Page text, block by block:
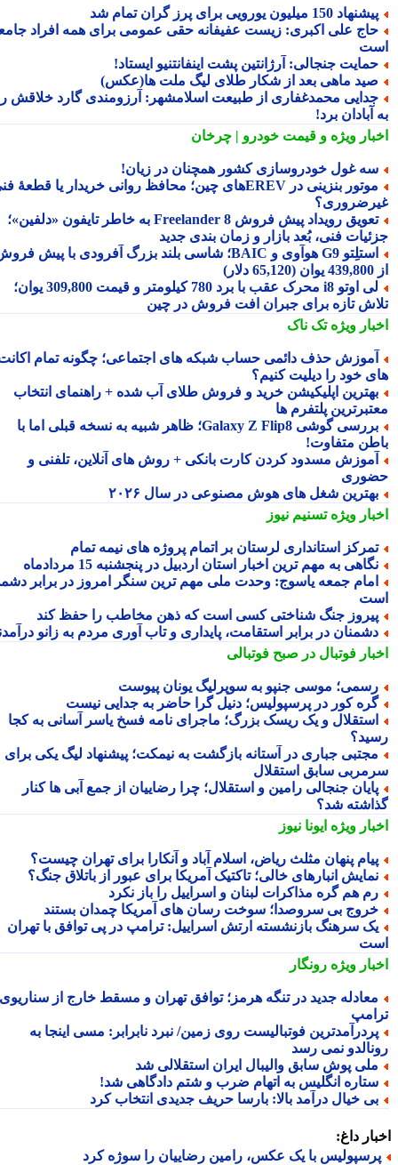
150 میلیون یورویی برای پرز گران تمام شد
علی اکبری: زیست عفیفانه حقی عمومی برای همه افراد جامعه
جنجالی: آرژانتین پشت اینفانتنیو ایستاد!
ماهی بعد از شکار طلای لیگ ملت ها(عکس)
محمدغفاری از طبیعت اسلامشهر: آرزومندی گارد خلاقش را
آبادان برد!
ویژهو قیمت خودرو | چرخان
غول خودروسازی کشور همچنان در زیان!
موتور بنزینی در EREVهای چین؛ محافظ روانی خریدار یا قطعهٔ فنی
تعویق رویداد پیش فروش Freelander 8 به خاطر تایفون «دلفین»؛
فنی، بُعد بازار و زمان بندی جدید
استلِتو G9 هوآوی و BAIC؛ شاسی بلند بزرگ آفرودی با پیش فروش
لی اوتو i8 محرک عقب با برد 780 کیلومتر و قیمت 309,800 یوان؛
تازه برای جبران افت فروش در چین
ویژهتک ناک
حذف دائمی حساب شبکه های اجتماعی؛ چگونه تمام اکانت
خود را دیلیت کنیم؟
اپلیکیشن خرید و فروش طلای آب شده + راهنمای انتخاب
پلتفرم ها
بررسی گوشی Galaxy Z Flip8؛ ظاهر شبیه به نسخه قبلی اما با
متفاوت!
مسدود کردن کارت بانکی + روش های آنلاین، تلفنی و
شغل های هوش مصنوعی در سال ۲۰۲۶
ویژهتسنیم نیوز
استانداری لرستان بر اتمام پروژه های نیمه تمام
به مهم ترین اخبار استان اردبیل در پنجشنبه 15 مردادماه
جمعه یاسوج: وحدت ملی مهم ترین سنگر امروز در برابر دشمن
جنگ شناختی کسی است که ذهن مخاطب را حفظ کند
در برابر استقامت، پایداری و تاب آوری مردم به زانو درآمدند
فوتبال در صبح فوتبالی
موسی جنپو به سوپرلیگ یونان پیوست
کور در پرسپولیس؛ دنیل گرا حاضر به جدایی نیست
و یک ریسک بزرگ؛ ماجرای نامه فسخ یاسر آسانی به کجا
جباری در آستانه بازگشت به نیمکت؛ پیشنهاد لیگ یکی برای
سابق استقلال
جنجالی رامین و استقلال؛ چرا رضاییان از جمع آبی ها کنار
شد؟
ویژهایونا نیوز
پنهان مثلث ریاض، اسلام آباد و آنکارا برای تهران چیست؟
انبارهای خالی؛ تاکتیک آمریکا برای عبور از باتلاق جنگ؟
هم گره مذاکرات لبنان و اسراییل را باز نکرد
بی سروصدا؛ سوخت رسان های آمریکا چمدان بستند
سرهنگ بازنشسته ارتش اسراییل: ترامپ در پی توافق با تهران
ویژهرونگار
جدید در تنگه هرمز؛ توافق تهران و مسقط خارج از سناریوی
فوتبالیست روی زمین/ نبرد نابرابر: مسی اینجا به
نمی رسد
پوش سابق والیبال ایران استقلالی شد
انگلیس به اتهام ضرب و شتم دادگاهی شد!
خیال درآمد بالا: بارسا حریف جدیدی انتخاب کرد
داغ:
با یک عکس، رامین رضاییان را سوژه کرد